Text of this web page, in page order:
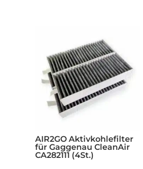
AIR2GO Aktivkohlefilter
für Gaggenau CleanAir
CA282111 (4St.)